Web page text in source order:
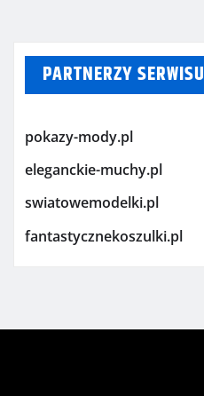
PARTNERZY SERWISU
pokazy-mody.pl
eleganckie-muchy.pl
swiatowemodelki.pl
fantastycznekoszulki.pl